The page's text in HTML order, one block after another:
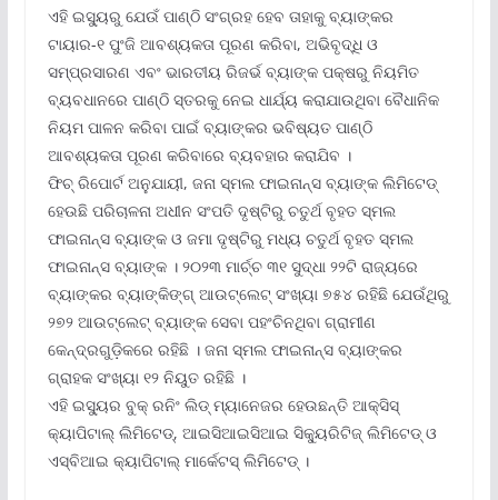
ଏହି ଇସ୍ୟୁରୁ ଯେଉଁ ପାଣ୍ଠି ସଂଗ୍ରହ ହେବ ତାହାକୁ ବ୍ୟାଙ୍କର
ଟାୟାର-୧ ପୁଂଜି ଆବଶ୍ୟକତା ପୂରଣ କରିବା, ଅଭିବୃଦ୍ଧି ଓ
ସମ୍ପ୍ରସାରଣ ଏବଂ ଭାରତୀୟ ରିଜର୍ଭ ବ୍ୟାଙ୍କ ପକ୍ଷରୁ ନିୟମିତ
ବ୍ୟବଧାନରେ ପାଣ୍ଠି ସ୍ତରକୁ ନେଇ ଧାର୍ଯ୍ୟ କରାଯାଉଥିବା ବୈଧାନିକ
ନିୟମ ପାଳନ କରିବା ପାଇଁ ବ୍ୟାଙ୍କର ଭବିଷ୍ୟତ ପାଣ୍ଠି
ଆବଶ୍ୟକତା ପୂରଣ କରିବାରେ ବ୍ୟବହାର କରାଯିବ ।
ଫିଚ୍ ରିପୋର୍ଟ ଅନୁଯାୟୀ, ଜନା ସ୍ମଲ ଫାଇନାନ୍ସ ବ୍ୟାଙ୍କ ଲିମିଟେଡ୍
ହେଉଛି ପରିଚାଳନା ଅଧୀନ ସଂପତି ଦୃଷ୍ଟିରୁ ଚତୁର୍ଥ ବୃହତ ସ୍ମଲ
ଫାଇନାନ୍ସ ବ୍ୟାଙ୍କ ଓ ଜମା ଦୃଷ୍ଟିରୁ ମଧ୍ୟ ଚତୁର୍ଥ ବୃହତ ସ୍ମଲ
ଫାଇନାନ୍ସ ବ୍ୟାଙ୍କ । ୨୦୨୩ ମାର୍ଚ୍ଚ ୩୧ ସୁଦ୍ଧା ୨୨ଟି ରାଜ୍ୟରେ
ବ୍ୟାଙ୍କର ବ୍ୟାଙ୍କିଙ୍ଗ୍ ଆଉଟ୍‌ଲେଟ୍ ସଂଖ୍ୟା ୭୫୪ ରହିଛି ଯେଉଁଥିରୁ
୨୭୨ ଆଉଟ୍‌ଲେଟ୍ ବ୍ୟାଙ୍କ ସେବା ପହଂଚିନଥିବା ଗ୍ରାମୀଣ
କେନ୍ଦ୍ରଗୁଡ଼ିକରେ ରହିଛି । ଜନା ସ୍ମଲ ଫାଇନାନ୍ସ ବ୍ୟାଙ୍କର
ଗ୍ରାହକ ସଂଖ୍ୟା ୧୨ ନିୟୁତ ରହିଛି ।
ଏହି ଇସ୍ୟୁର ବୁକ୍ ରନିଂ ଲିଡ୍ ମ୍ୟାନେଜର ହେଉଛନ୍ତି ଆକ୍ସିସ୍
କ୍ୟାପିଟାଲ୍ ଲିମିଟେଡ୍‌, ଆଇସିଆଇସିଆଇ ସିକ୍ୟୁରିଟିଜ୍ ଲିମିଟେଡ୍ ଓ
ଏସ୍‌ବିଆଇ କ୍ୟାପିଟାଲ୍ ମାର୍କେଟସ୍ ଲିମିଟେଡ୍ ।